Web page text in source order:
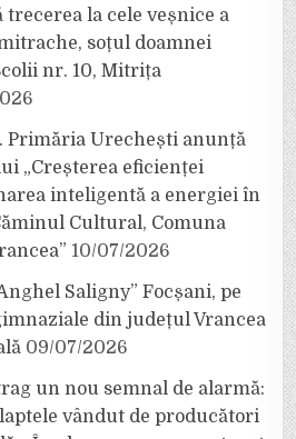
trecerea la cele veșnice a
soțul doamnei
nr. 10, Mitrița
Primăria Urechești anunță
„Creșterea eficienței
inteligentă a energiei în
Cultural, Comuna
10/07/2026
Saligny” Focșani, pe
din județul Vrancea
09/07/2026
un nou semnal de alarmă:
vândut de producători